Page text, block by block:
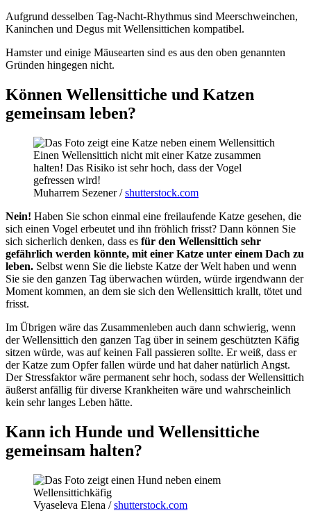
Aufgrund desselben Tag-Nacht-Rhythmus sind Meerschweinchen,
Kaninchen und Degus mit Wellensittichen kompatibel.
Hamster und einige Mäusearten sind es aus den oben genannten
Gründen hingegen nicht.
Können Wellensittiche und Katzen
gemeinsam leben?
Einen Wellensittich nicht mit einer Katze zusammen
halten! Das Risiko ist sehr hoch, dass der Vogel
gefressen wird!
Muharrem Sezener /shutterstock.com
Nein! Haben Sie schon einmal eine freilaufende Katze gesehen, die
sich einen Vogel erbeutet und ihn fröhlich frisst? Dann können Sie
sich sicherlich denken, dass es für den Wellensittich sehr
gefährlich werden könnte, mit einer Katze unter einem Dach zu
leben. Selbst wenn Sie die liebste Katze der Welt haben und wenn
Sie sie den ganzen Tag überwachen würden, würde irgendwann der
Moment kommen, an dem sie sich den Wellensittich krallt, tötet und
frisst.
Im Übrigen wäre das Zusammenleben auch dann schwierig, wenn
der Wellensittich den ganzen Tag über in seinem geschützten Käfig
sitzen würde, was auf keinen Fall passieren sollte. Er weiß, dass er
der Katze zum Opfer fallen würde und hat daher natürlich Angst.
Der Stressfaktor wäre permanent sehr hoch, sodass der Wellensittich
äußerst anfällig für diverse Krankheiten wäre und wahrscheinlich
kein sehr langes Leben hätte.
Kann ich Hunde und Wellensittiche
gemeinsam halten?
Vyaseleva Elena /shutterstock.com